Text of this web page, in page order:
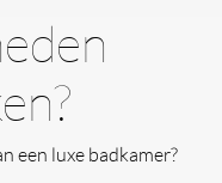
een luxe badkamer?